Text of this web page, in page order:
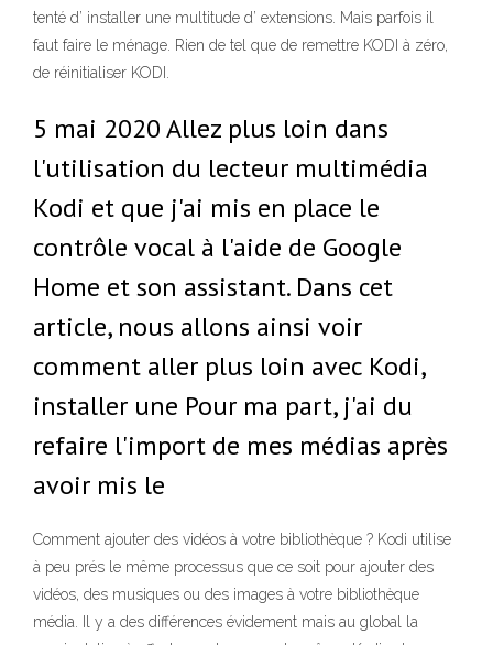
tenté d’ installer une multitude d’ extensions. Mais parfois il
faut faire le ménage. Rien de tel que de remettre KODI à zéro,
de réinitialiser KODI.
5 mai 2020 Allez plus loin dans
l'utilisation du lecteur multimédia
Kodi et que j'ai mis en place le
contrôle vocal à l'aide de Google
Home et son assistant. Dans cet
article, nous allons ainsi voir
comment aller plus loin avec Kodi,
installer une Pour ma part, j'ai du
refaire l'import de mes médias après
avoir mis le
Comment ajouter des vidéos à votre bibliothèque ? Kodi utilise
à peu prés le même processus que ce soit pour ajouter des
vidéos, des musiques ou des images à votre bibliothèque
média. Il y a des différences évidement mais au global la